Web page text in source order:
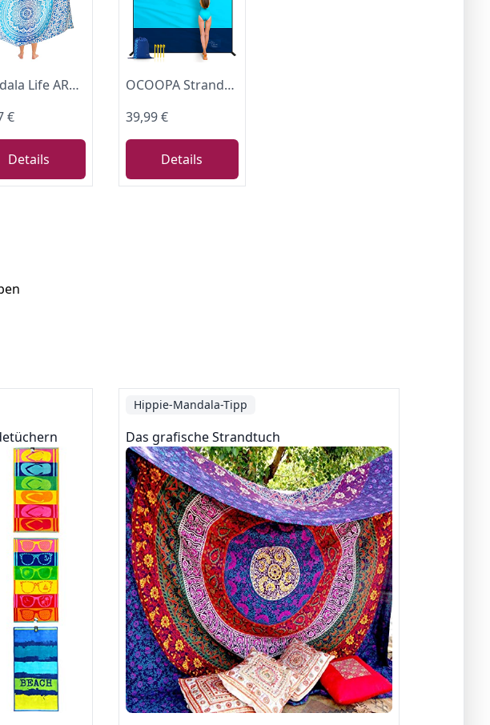
Mandala Life ART Blauer Damen Sarong Pareo Mit Fringe Hochwertiger Rayon Groß Strand Strandtuch Wickeltuch Wickelrock Strandrock Tapisserie Wickeltuch Bikini Cover Up Tuch Für Badeanzug
€
Details
OCOOPA Stranddecke Sandfrei Super Groß 280x300 cm, Sanddicht Wasserdicht, Weiches Bequemes Langlebiges Material, Breite Streifen, Leicht Kompakt für Picknick
39,99 €
Details
Hippie-Mandala-Tipp
Das grafische Strandtuch